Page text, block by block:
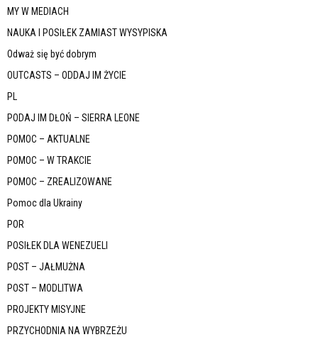
MY W MEDIACH
NAUKA I POSIŁEK ZAMIAST WYSYPISKA
Odważ się być dobrym
OUTCASTS – ODDAJ IM ŻYCIE
PL
PODAJ IM DŁOŃ – SIERRA LEONE
POMOC – AKTUALNE
POMOC – W TRAKCIE
POMOC – ZREALIZOWANE
Pomoc dla Ukrainy
POR
POSIŁEK DLA WENEZUELI
POST – JAŁMUŻNA
POST – MODLITWA
PROJEKTY MISYJNE
PRZYCHODNIA NA WYBRZEŻU